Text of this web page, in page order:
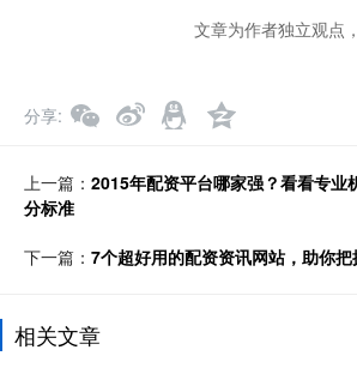
文章为作者独立观点
分享
上一篇： 2015年配资平台哪家强？看看专业
分标准
下一篇： 7个超好用的配资资讯网站，助你
相关文章